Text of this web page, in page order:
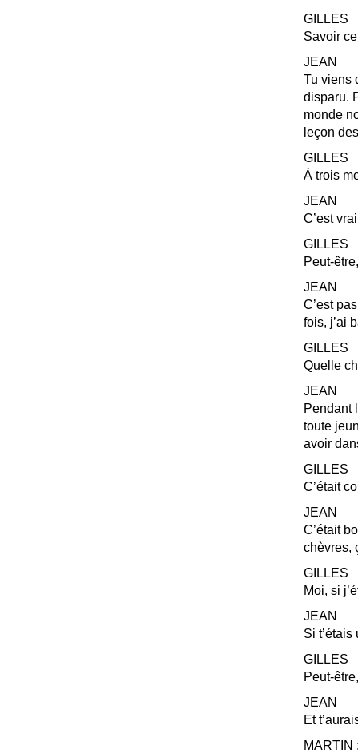
GILLES
Savoir
JEAN
Tu viens
disparu.
monde
leçon
GILLES
À trois
JEAN
C’est
GILLES
Peut-
JEAN
C’est
fois, j’ai
GILLES
Quelle
JEAN
Pendant
toute
avoir
GILLES
C’était
JEAN
C’était
chèvres,
GILLES
Moi, si
JEAN
Si
GILLES
Peut-
JEAN
Et
MARTIN